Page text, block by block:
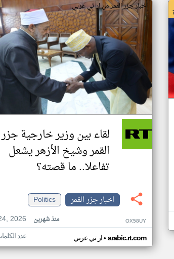
اخبار جزر القمر من ار تي عربي
لقاء بين وزير خارجية جزر
القمر وشيخ الأزهر يشعل
تفاعلا.. ما قصته؟
اخبار جزر القمر
Politics
2026
منذ شهرين OX58UY
ار تي عربي• arabic.rt.com عدد الكلمات: